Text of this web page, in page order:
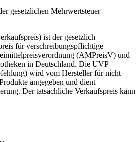
gesetzlichen Mehrwertsteuer
ist der gesetzlich
für verschreibungspflichtige
(AMPreisV) und
in Deutschland. Die UVP
wird vom Hersteller für nicht
angegeben und dient
Der tatsächliche Verkaufspreis kann